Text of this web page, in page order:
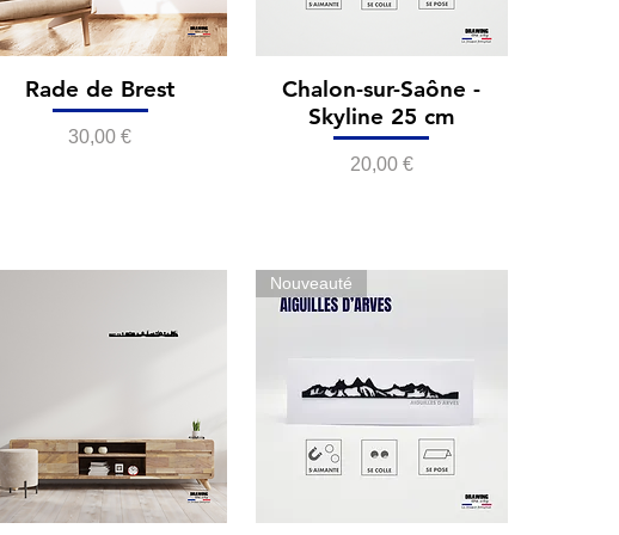
Rade de Brest
Prix
30,00 €
Chalon-sur-Saône -
Skyline 25 cm
Prix
20,00 €
Nouveauté